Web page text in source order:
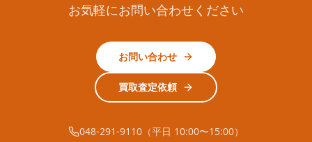
お気軽にお問い合わせください
お問い合わせ
買取査定依頼
048-291-9110（平日 10:00〜15:00）